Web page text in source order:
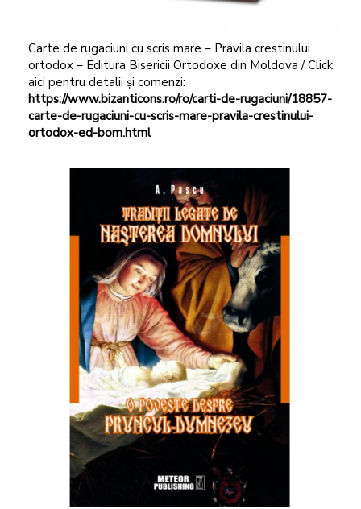
Carte de rugaciuni cu scris mare – Pravila crestinului
ortodox – Editura Bisericii Ortodoxe din Moldova / Click
aici pentru detalii și comenzi:
https://www.bizanticons.ro/ro/carti-de-rugaciuni/18857-
carte-de-rugaciuni-cu-scris-mare-pravila-crestinului-
ortodox-ed-bom.html